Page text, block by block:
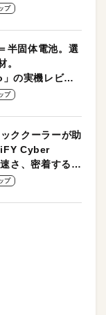
プ
半固体電池。選
。
の実機レビュ
プ
ククーラーが助
Cyber
さ、密着する冷
作性がグッド！
プ